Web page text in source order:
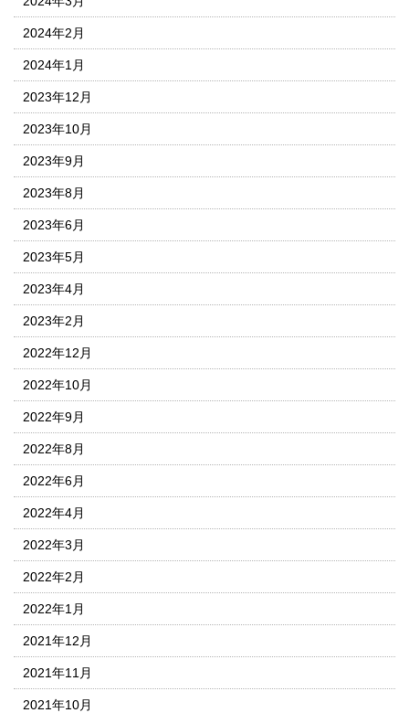
2024年2月
2024年1月
2023年12月
2023年10月
2023年9月
2023年8月
2023年6月
2023年5月
2023年4月
2023年2月
2022年12月
2022年10月
2022年9月
2022年8月
2022年6月
2022年4月
2022年3月
2022年2月
2022年1月
2021年12月
2021年11月
2021年10月